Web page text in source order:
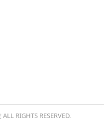
RIGHTS RESERVED.